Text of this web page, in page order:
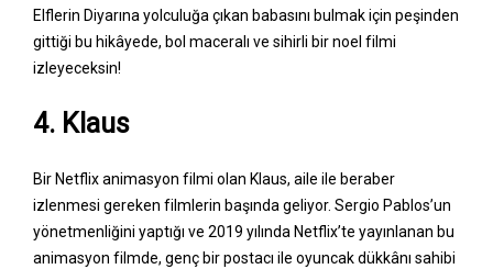
Elflerin Diyarına yolculuğa çıkan babasını bulmak için peşinden
gittiği bu hikâyede, bol maceralı ve sihirli bir noel filmi
izleyeceksin!
4. Klaus
Bir Netflix animasyon filmi olan Klaus, aile ile beraber
izlenmesi gereken filmlerin başında geliyor. Sergio Pablos’un
yönetmenliğini yaptığı ve 2019 yılında Netflix’te yayınlanan bu
animasyon filmde, genç bir postacı ile oyuncak dükkânı sahibi